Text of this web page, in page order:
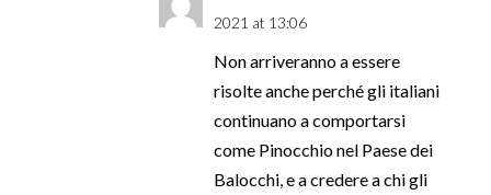
2021 at 13:06
Non arriveranno a essere
risolte anche perché gli italiani
continuano a comportarsi
come Pinocchio nel Paese dei
Balocchi, e a credere a chi gli